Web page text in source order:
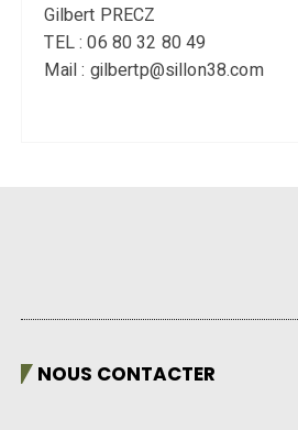
Gilbert PRECZ
TEL : 06 80 32 80 49
Mail : gilbertp@sillon38.com
NOUS CONTACTER